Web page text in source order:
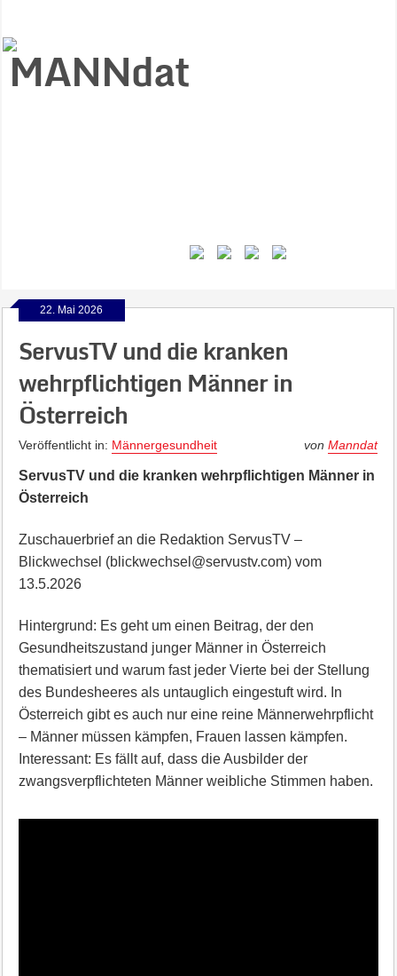
22. Mai 2026
ServusTV und die kranken
wehrpflichtigen Männer in
Österreich
Veröffentlicht in: Männergesundheit vonManndat
ServusTV und die kranken wehrpflichtigen Männer in
Österreich
Zuschauerbrief an die Redaktion ServusTV –
Blickwechsel (blickwechsel@servustv.com) vom
13.5.2026
Hintergrund: Es geht um einen Beitrag, der den
Gesundheitszustand junger Männer in Österreich
thematisiert und warum fast jeder Vierte bei der Stellung
des Bundesheeres als untauglich eingestuft wird. In
Österreich gibt es auch nur eine reine Männerwehrpflicht
– Männer müssen kämpfen, Frauen lassen kämpfen.
Interessant: Es fällt auf, dass die Ausbilder der
zwangsverpflichteten Männer weibliche Stimmen haben.